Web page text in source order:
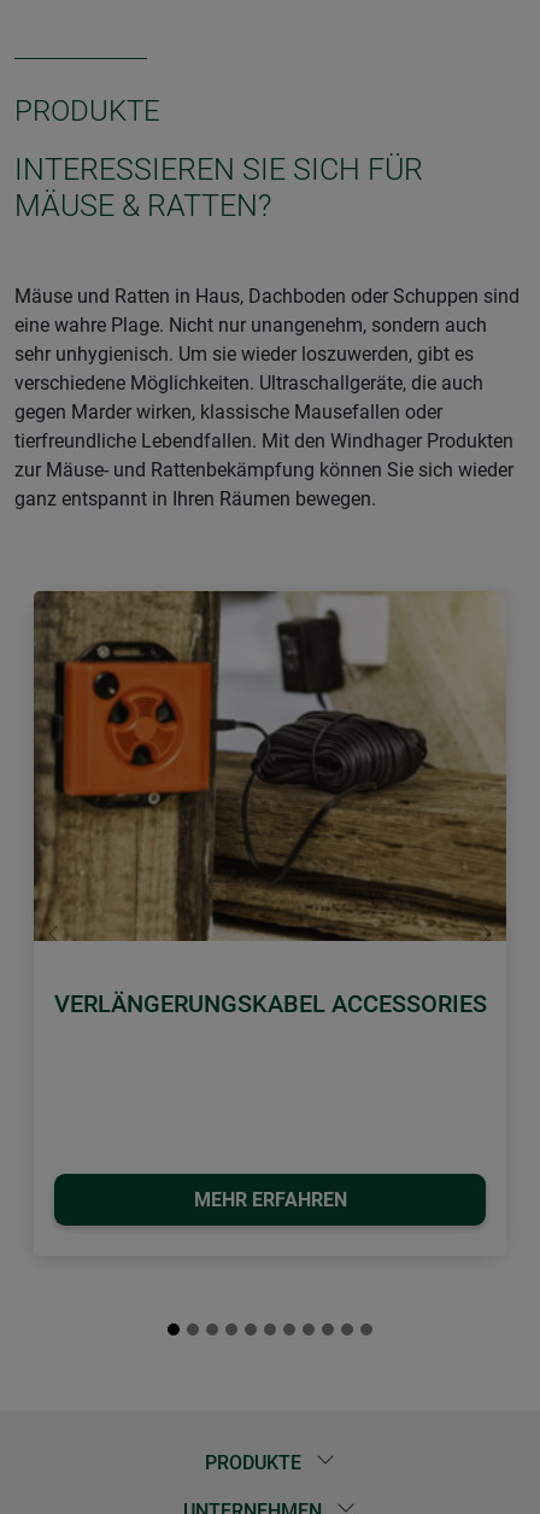
PRODUKTE
INTERESSIEREN SIE SICH FÜR
MÄUSE & RATTEN?
Mäuse und Ratten in Haus, Dachboden oder Schuppen sind
eine wahre Plage. Nicht nur unangenehm, sondern auch
sehr unhygienisch. Um sie wieder loszuwerden, gibt es
verschiedene Möglichkeiten. Ultraschallgeräte, die auch
gegen Marder wirken, klassische Mausefallen oder
tierfreundliche Lebendfallen. Mit den Windhager Produkten
zur Mäuse- und Rattenbekämpfung können Sie sich wieder
ganz entspannt in Ihren Räumen bewegen.
VERLÄNGERUNGSKABEL ACCESSORIES
MEHR ERFAHREN
Zurück Weiter
PRODUKTE